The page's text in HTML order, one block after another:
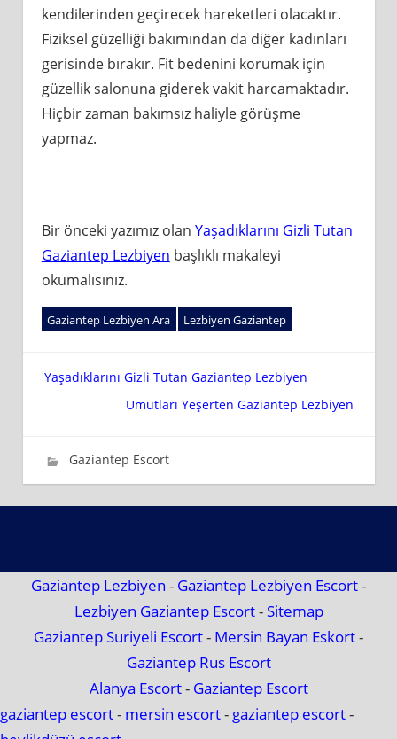
kendilerinden geçirecek hareketleri olacaktır.
Fiziksel güzelliği bakımından da diğer kadınları
gerisinde bırakır. Fit bedenini korumak için
güzellik salonuna giderek vakit harcamaktadır.
Hiçbir zaman bakımsız haliyle görüşme
yapmaz.
Bir önceki yazımız olan Yaşadıklarını Gizli Tutan
Gaziantep Lezbiyen başlıklı makaleyi
okumalısınız.
Gaziantep Lezbiyen Ara Lezbiyen Gaziantep
Yazı
gezinmesi
Yaşadıklarını Gizli Tutan Gaziantep Lezbiyen
Umutları Yeşerten Gaziantep Lezbiyen
27 Mayıs 2019
wpadmin_816098
Gaziantep Escort
Gaziantep Lezbiyen - Gaziantep Lezbiyen Escort-
Lezbiyen Gaziantep Escort-Sitemap
Gaziantep Suriyeli Escort- Mersin Bayan Eskort-
Gaziantep Rus Escort
Alanya Escort- Gaziantep Escort
gaziantep escort- mersin escort- gaziantep escort-